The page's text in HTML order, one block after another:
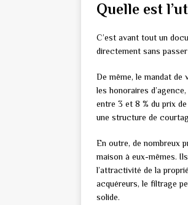
Quelle est
C’est avant tout un
directement sans
De même, le mandat de
les honoraires
entre 3 et 8 % du prix
une structure de
En outre, de nombreux
maison à eux-mêmes.
l’attractivité de la
acquéreurs, le filtrage
solide.